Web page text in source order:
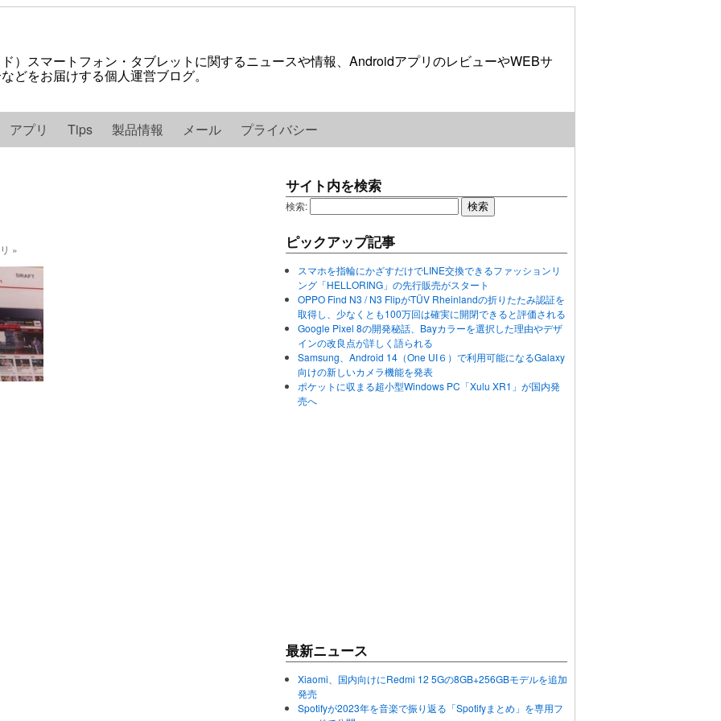
）スマートフォン・タブレットに関するニュースや情報、AndroidアプリのレビューやWEBサ
どをお届けする個人運営ブログ。
アプリ Tips 製品情報 メール プライバシー
»
サイト内を検索
検索:
ピックアップ記事
スマホを指輪にかざすだけでLINE交換できるファッションリ
ング「HELLORING」の先行販売がスタート
OPPO Find N3 / N3 FlipがTÜV Rheinlandの折りたたみ認証を
取得し、少なくとも100万回は確実に開閉できると評価される
Google Pixel 8の開発秘話、Bayカラーを選択した理由やデザ
インの改良点が詳しく語られる
Samsung、Android 14（One UI６）で利用可能になるGalaxy
向けの新しいカメラ機能を発表
ポケットに収まる超小型Windows PC「Xulu XR1」が国内発
売へ
最新ニュース
Xiaomi、国内向けにRedmi 12 5Gの8GB+256GBモデルを追加
発売
Spotifyが2023年を音楽で振り返る「Spotifyまとめ」を専用フ